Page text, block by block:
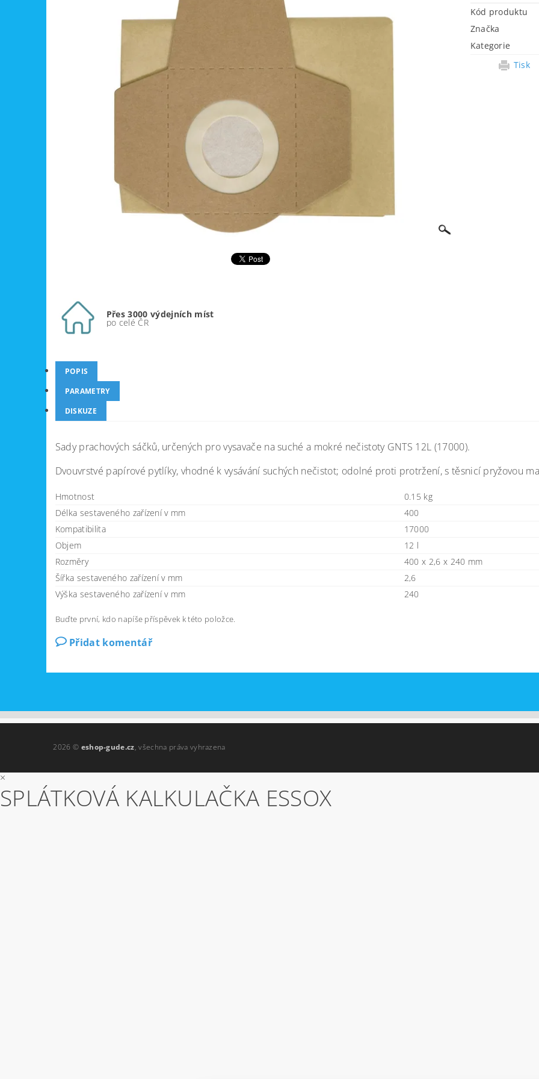
Kód produktu
Značka
Kategorie
Tisk
Přes 3000 výdejních míst
po celé ČR
POPIS
PARAMETRY
DISKUZE
Sady prachových sáčků, určených pro vysavače na suché a mokré nečistoty GNTS 12L (17000).
Dvouvrstvé papírové pytlíky, vhodné k vysávání suchých nečistot; odolné proti protržení, s těsnicí pryžovou
Hmotnost
0.15 kg
Délka sestaveného zařízení v mm
400
Kompatibilita
17000
Objem
12 l
Rozměry
400 x 2,6 x 240 mm
Šířka sestaveného zařízení v mm
2,6
Výška sestaveného zařízení v mm
240
Buďte první, kdo napíše příspěvek k této položce.
Přidat komentář
2026 © eshop-gude.cz, všechna práva vyhrazena
×
SPLÁTKOVÁ KALKULAČKA ESSOX